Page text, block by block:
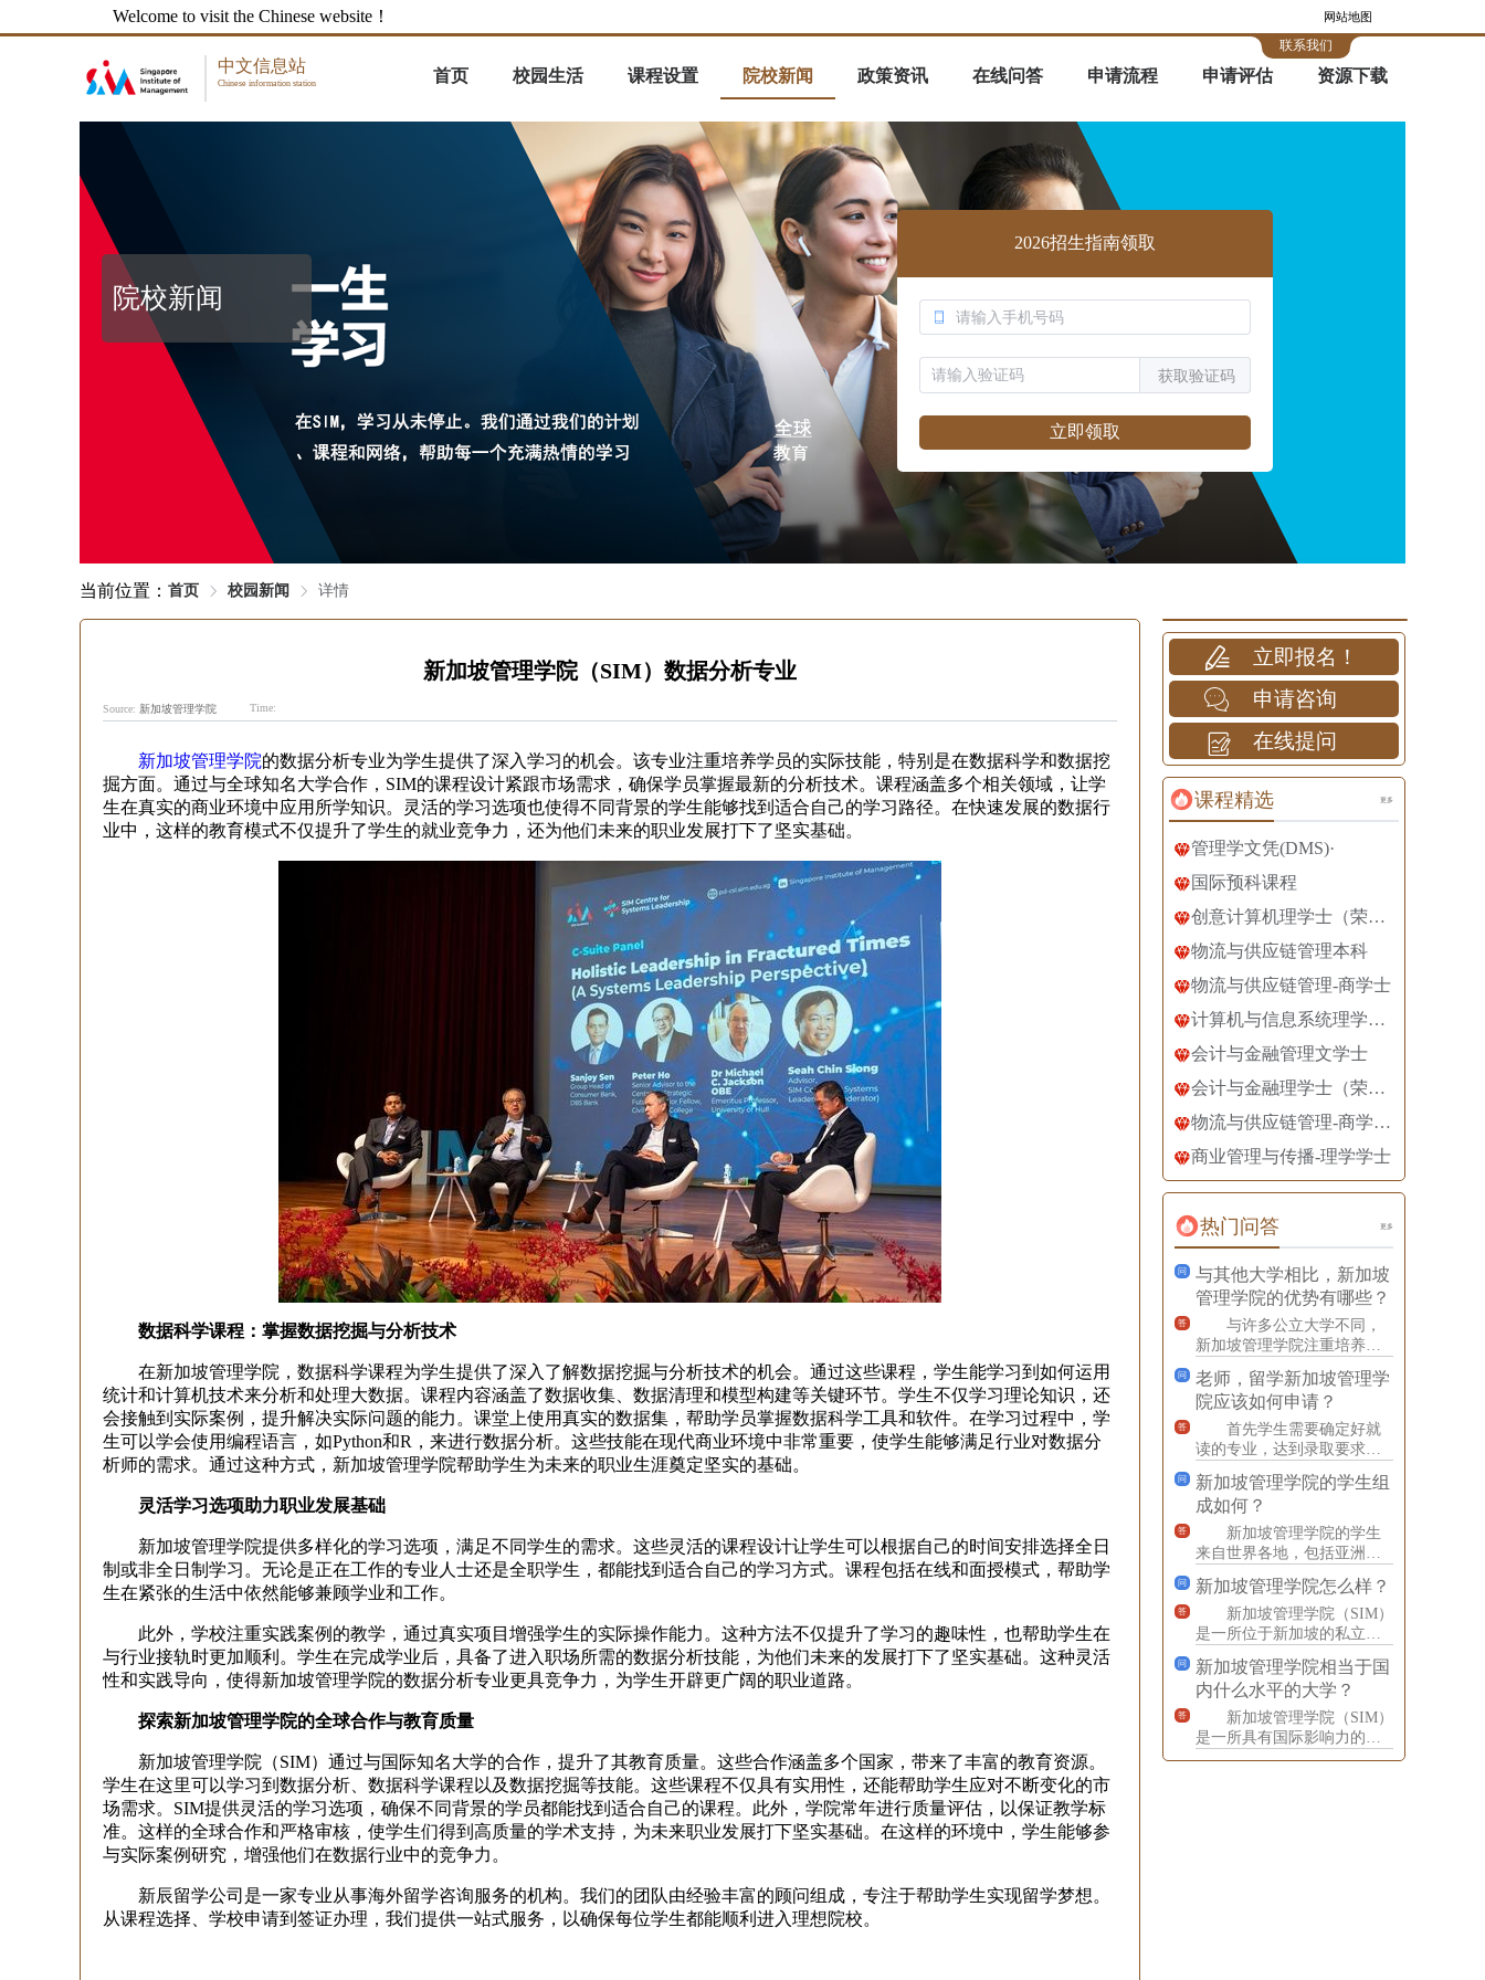
Welcome to visit the Chinese website！ 网站地图
中文信息站
Chinese information station 首页 校园生活 课程设置 院校新闻 政策资讯 在线问答 申请流程 申请评估 资源下载
联系我们
院校新闻
2026招生指南领取
获取验证码
立即领取
当前位置： 首页 校园新闻 详情
新加坡管理学院（SIM）数据分析专业
Source: 新加坡管理学院 Time:
新加坡管理学院的数据分析专业为学生提供了深入学习的机会。该专业注重培养学员的实际技能，特别是在数据科学和数据挖
掘方面。通过与全球知名大学合作，SIM的课程设计紧跟市场需求，确保学员掌握最新的分析技术。课程涵盖多个相关领域，让学
生在真实的商业环境中应用所学知识。灵活的学习选项也使得不同背景的学生能够找到适合自己的学习路径。在快速发展的数据行
业中，这样的教育模式不仅提升了学生的就业竞争力，还为他们未来的职业发展打下了坚实基础。
数据科学课程：掌握数据挖掘与分析技术
在新加坡管理学院，数据科学课程为学生提供了深入了解数据挖掘与分析技术的机会。通过这些课程，学生能学习到如何运用
统计和计算机技术来分析和处理大数据。课程内容涵盖了数据收集、数据清理和模型构建等关键环节。学生不仅学习理论知识，还
会接触到实际案例，提升解决实际问题的能力。课堂上使用真实的数据集，帮助学员掌握数据科学工具和软件。在学习过程中，学
生可以学会使用编程语言，如Python和R，来进行数据分析。这些技能在现代商业环境中非常重要，使学生能够满足行业对数据分
析师的需求。通过这种方式，新加坡管理学院帮助学生为未来的职业生涯奠定坚实的基础。
灵活学习选项助力职业发展基础
新加坡管理学院提供多样化的学习选项，满足不同学生的需求。这些灵活的课程设计让学生可以根据自己的时间安排选择全日
制或非全日制学习。无论是正在工作的专业人士还是全职学生，都能找到适合自己的学习方式。课程包括在线和面授模式，帮助学
生在紧张的生活中依然能够兼顾学业和工作。
此外，学校注重实践案例的教学，通过真实项目增强学生的实际操作能力。这种方法不仅提升了学习的趣味性，也帮助学生在
与行业接轨时更加顺利。学生在完成学业后，具备了进入职场所需的数据分析技能，为他们未来的发展打下了坚实基础。这种灵活
性和实践导向，使得新加坡管理学院的数据分析专业更具竞争力，为学生开辟更广阔的职业道路。
探索新加坡管理学院的全球合作与教育质量
新加坡管理学院（SIM）通过与国际知名大学的合作，提升了其教育质量。这些合作涵盖多个国家，带来了丰富的教育资源。
学生在这里可以学习到数据分析、数据科学课程以及数据挖掘等技能。这些课程不仅具有实用性，还能帮助学生应对不断变化的市
场需求。SIM提供灵活的学习选项，确保不同背景的学员都能找到适合自己的课程。此外，学院常年进行质量评估，以保证教学标
准。这样的全球合作和严格审核，使学生们得到高质量的学术支持，为未来职业发展打下坚实基础。在这样的环境中，学生能够参
与实际案例研究，增强他们在数据行业中的竞争力。
新辰留学公司是一家专业从事海外留学咨询服务的机构。我们的团队由经验丰富的顾问组成，专注于帮助学生实现留学梦想。
从课程选择、学校申请到签证办理，我们提供一站式服务，以确保每位学生都能顺利进入理想院校。
立即报名！
申请咨询
在线提问
课程精选
管理学文凭(DMS)·
国际预科课程
创意计算机理学士（荣誉学位）
物流与供应链管理本科
物流与供应链管理-商学士
计算机与信息系统理学士（荣誉学位）
会计与金融管理文学士
会计与金融理学士（荣誉学位）
物流与供应链管理-商学士·
商业管理与传播-理学学士
更多
热门问答
问
与其他大学相比，新加坡
管理学院的优势有哪些？
答
与许多公立大学不同，
新加坡管理学院注重培养学
生的职业素养和实践能力。
学院与世界各地的大学和机
构合
问
老师，留学新加坡管理学
院应该如何申请？
答
首先学生需要确定好就
读的专业，达到录取要求，
然后咨询老师，让老师对学
生进行全面的评估，量身设
计最
问
新加坡管理学院的学生组
成如何？
答
新加坡管理学院的学生
来自世界各地，包括亚洲、
欧洲、澳洲和北美洲等地
区。学生们来自不同的文化
和背景
问 新加坡管理学院怎么样？
答
新加坡管理学院（SIM）
是一所位于新加坡的私立学
院，成立于1964年，是新加
坡最大的专业培训机构
问
新加坡管理学院相当于国
内什么水平的大学？
答
新加坡管理学院（SIM）
是一所具有国际影响力的学
院，它与多个国际知名大学
更多